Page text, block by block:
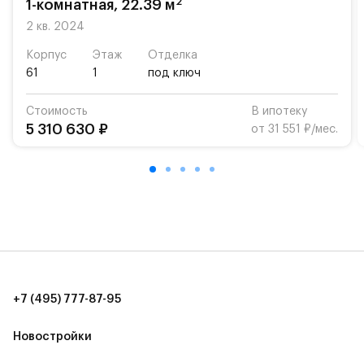
Для автомобилистов — закрытые озеленённые
Территория квартала приватная, въезд
осуществляется по пропускам.#yan19-2r1439448#
1-комнатная, 22.39 м
2 кв. 2024
Корпус
61
Этаж
1
Отделка
под ключ
Стоимость
5 310 630 ₽
В ипотеку
от 31 551 ₽/мес.
Новостройки
+7 (495) 777-87-95